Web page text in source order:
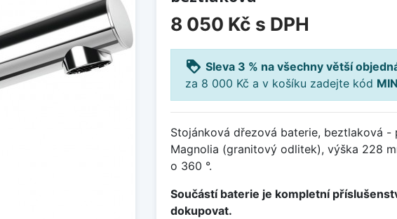
8 050 Kč s DPH
loyalty Sleva 3 % na všechny větší
za 8 000 Kč a v košíku zadejte kód
Stojánková dřezová baterie, beztlaková
Magnolia (granitový odlitek), výška 228
o 360 °.
Součástí baterie je kompletní
dokupovat.